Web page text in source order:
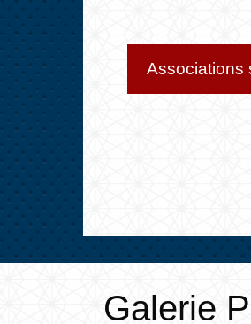
Associations
Galerie